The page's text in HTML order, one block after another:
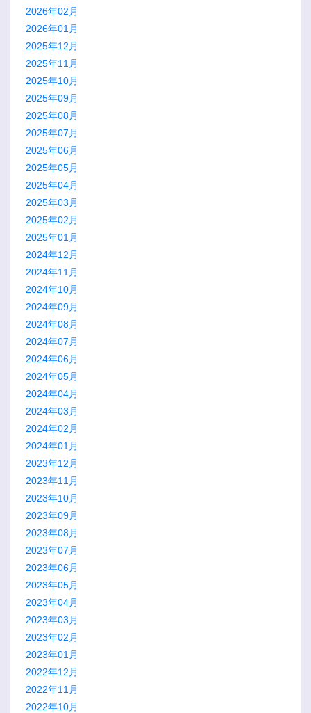
2026年02月
2026年01月
2025年12月
2025年11月
2025年10月
2025年09月
2025年08月
2025年07月
2025年06月
2025年05月
2025年04月
2025年03月
2025年02月
2025年01月
2024年12月
2024年11月
2024年10月
2024年09月
2024年08月
2024年07月
2024年06月
2024年05月
2024年04月
2024年03月
2024年02月
2024年01月
2023年12月
2023年11月
2023年10月
2023年09月
2023年08月
2023年07月
2023年06月
2023年05月
2023年04月
2023年03月
2023年02月
2023年01月
2022年12月
2022年11月
2022年10月